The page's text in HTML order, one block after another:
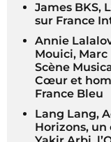
James BKS,
sur France
Annie
Mouici,
Scène
Cœur et
France Bleu
Lang Lang,
Horizons, un